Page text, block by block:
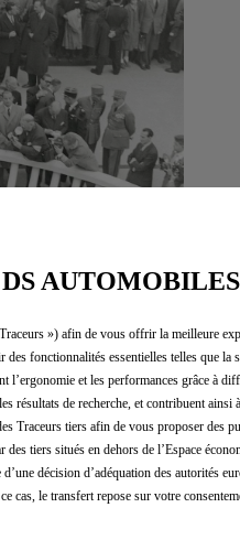
AUTOMOBILES
») afin de vous offrir la meilleure
fonctionnalités essentielles telles que la
l’ergonomie et les performances grâce à
résultats de recherche, et contribuent ainsi
Traceurs tiers afin de vous proposer des
tiers situés en dehors de l’Espace
décision d’adéquation des autorités
cas, le transfert repose sur votre